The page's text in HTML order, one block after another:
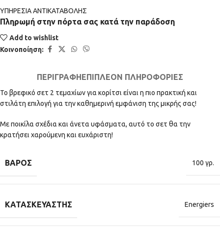
ΥΠΗΡΕΣΙΑ ΑΝΤΙΚΑΤΑΒΟΛΗΣ
Πληρωμή στην πόρτα σας κατά την παράδοση
Add to wishlist
Κοινοποίηση:
ΠΕΡΙΓΡΑΦΉΕΠΙΠΛΈΟΝ ΠΛΗΡΟΦΟΡΊΕΣ
Το βρεφικό σετ 2 τεμαχίων για κορίτσι είναι η πιο πρακτική και
στιλάτη επιλογή για την καθημερινή εμφάνιση της μικρής σας!
Με ποικίλα σχέδια και άνετα υφάσματα, αυτό το σετ θα την
κρατήσει χαρούμενη και ευχάριστη!
ΒΆΡΟΣ 100 γρ.
ΚΑΤΑΣΚΕΥΑΣΤΉΣ Energiers